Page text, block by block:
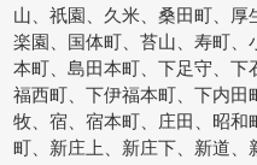
山、祇園、久米、桑田町、
楽園、国体町、苔山、寿町、
本町、島田本町、下足守、
福西町、下伊福本町、下内
牧、宿、宿本町、庄田、昭
町、新庄上、新庄下、新道、